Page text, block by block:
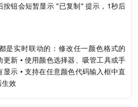
按钮会短暂显示 "已复制" 提示，1秒后
是实时联动的：修改任一颜色格式的
新 • 使用颜色选择器、吸管工具或手
示 • 支持在任意颜色代码输入框中直
效